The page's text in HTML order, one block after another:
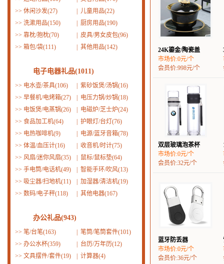
>> 休闲沙发(27)
儿童用品(22)
>> 洗漱用品(150)
厨房用品(190)
>> 靠枕/抱枕(70)
皮具/男女皮包(96)
>> 箱包/袋(111) 其他用品(142)
电子电器礼品(1011)
>> 电水壶/茶具(106)
紫砂饭煲/汤锅(16)
>> 早餐机/电烤箱(27)
电压力锅/炒锅(18)
>> 电饭煲/电蒸锅(26)
电磁炉/芝士炉(24)
>> 食品加工机(64)
护眼灯/台灯(76)
>> 电热咖啡机(9)
电源/蓝牙音箱(78)
>> 体温/血压计(16)
收音机/时计(75)
>> 风扇/迷你风扇(35)
鼠标/鼠标垫(64)
>> 手电筒/电话机(49)
智能手环/吹风(13)
>> 吸尘器/扫地机(11)
加湿器/清洁机(19)
>> 数码/电子秤(118) 其他电器(167)
办公礼品(943)
>> 笔/台笔(163)
笔筒/笔筒套件(101)
>> 办公水杯(359)
台历/万年历(12)
>> 文具摆件/套件(19)
计算器(4)
24K鎏金/陶瓷盖
市场价:0元/个
会员价:998元/个
双层玻璃泡茶杯
市场价:0元/个
会员价:32元/个
蓝牙防丢器
市场价:0元/个
会员价:36元/个